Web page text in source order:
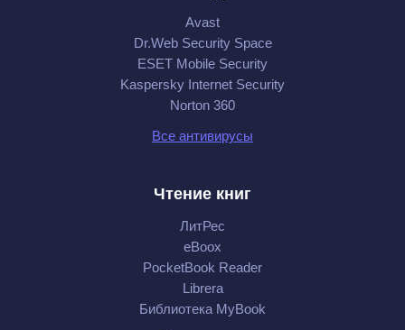
Avast
Dr.Web Security Space
ESET Mobile Security
Kaspersky Internet Security
Norton 360
Все антивирусы
Чтение книг
ЛитРес
eBoox
PocketBook Reader
Librera
Библиотека MyBook